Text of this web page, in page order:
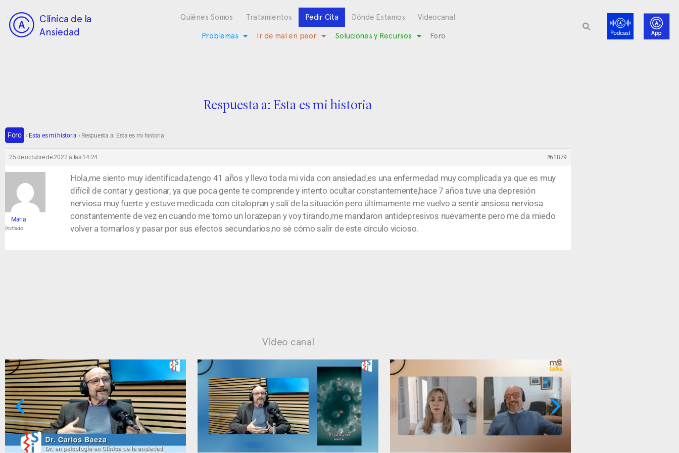
Clínica de la
Ansiedad
Quiénes Somos Tratamientos Pedir Cita Dónde Estamos Videocanal
Problemas Ir de mal en peor Soluciones y Recursos Foro
Respuesta a: Esta es mi historia
Foro › Esta es mi historia › Respuesta a: Esta es mi historia
25 de octubre de 2022 a las 14:24 #61879
Maria
Invitado
Hola,me siento muy identificada,tengo 41 años y llevo toda mi vida con ansiedad,es una enfermedad muy complicada ya que es muy
difícil de contar y gestionar, ya que poca gente te comprende y intento ocultar constantemente,hace 7 años tuve una depresión
nerviosa muy fuerte y estuve medicada con citalopran y salí de la situación pero últimamente me vuelvo a sentir ansiosa nerviosa
constantemente de vez en cuando me tomo un lorazepan y voy tirando,me mandaron antidepresivos nuevamente pero me da miedo
volver a tomarlos y pasar por sus efectos secundarios,no sé cómo salir de este círculo vicioso.
Vídeo canal